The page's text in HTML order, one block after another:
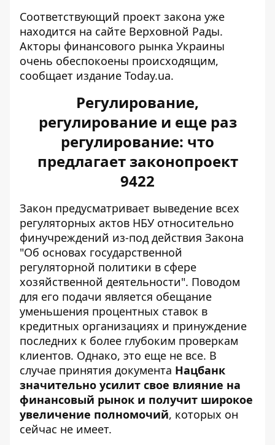
Соответствующий проект закона уже
находится на сайте Верховной Рады.
Акторы финансового рынка Украины
очень обеспокоены происходящим,
сообщает издание Today.ua.
Регулирование,
регулирование и еще раз
регулирование: что
предлагает законопроект
9422
Закон предусматривает выведение всех
регуляторных актов НБУ относительно
финучреждений из-под действия Закона
"Об основах государственной
регуляторной политики в сфере
хозяйственной деятельности". Поводом
для его подачи является обещание
уменьшения процентных ставок в
кредитных организациях и принуждение
последних к более глубоким проверкам
клиентов. Однако, это еще не все. В
случае принятия документа Нацбанк
значительно усилит свое влияние на
финансовый рынок и получит широкое
увеличение полномочий, которых он
сейчас не имеет.